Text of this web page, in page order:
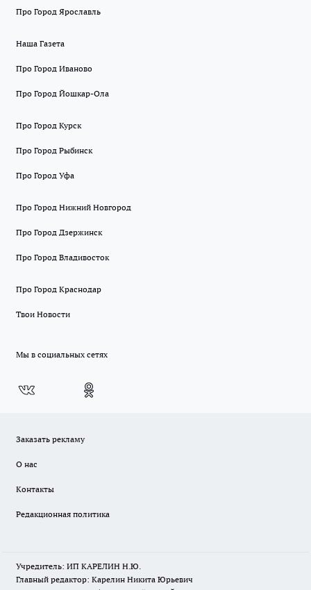
Про Город Ярославль
Наша Газета
Про Город Иваново
Про Город Йошкар-Ола
Про Город Курск
Про Город Рыбинск
Про Город Уфа
Про Город Нижний Новгород
Про Город Дзержинск
Про Город Владивосток
Про Город Краснодар
Твои Новости
Мы в социальных сетях
Заказать рекламу
О нас
Контакты
Редакционная политика
Учредитель: ИП КАРЕЛИН Н.Ю.
Главный редактор: Карелин Никита Юрьевич